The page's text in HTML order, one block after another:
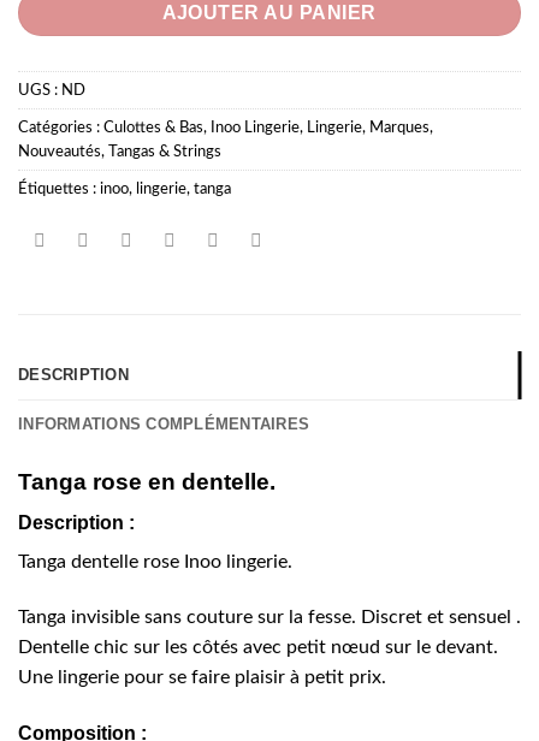
AJOUTER AU PANIER
UGS : ND
Catégories : Culottes & Bas, Inoo Lingerie, Lingerie, Marques,
Nouveautés, Tangas & Strings
Étiquettes : inoo, lingerie, tanga
DESCRIPTION
INFORMATIONS COMPLÉMENTAIRES
Tanga rose en dentelle.
Description :
Tanga dentelle rose Inoo lingerie.
Tanga invisible sans couture sur la fesse. Discret et sensuel .
Dentelle chic sur les côtés avec petit nœud sur le devant.
Une lingerie pour se faire plaisir à petit prix.
Composition :